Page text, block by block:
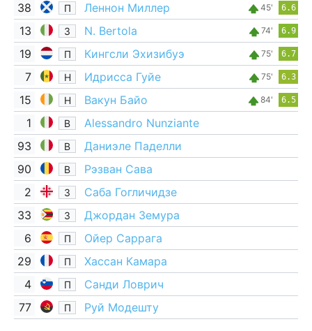
38
П Леннон Миллер 45' 6.6
13 З N. Bertola 74' 6.9
19 П Кингсли Эхизибуэ 75' 6.7
7 Н Идрисса Гуйе 75' 6.3
15 Н Вакун Байо 84' 6.5
1 В
Alessandro Nunziante
93
В
Даниэле Паделли
90
В
Рэзван Сава
2
З
Саба Гогличидзе
33
З
Джордан Земура
6
П
Ойер Саррага
29
П
Хассан Камара
4
П
Санди Ловрич
77
П Руй Модешту